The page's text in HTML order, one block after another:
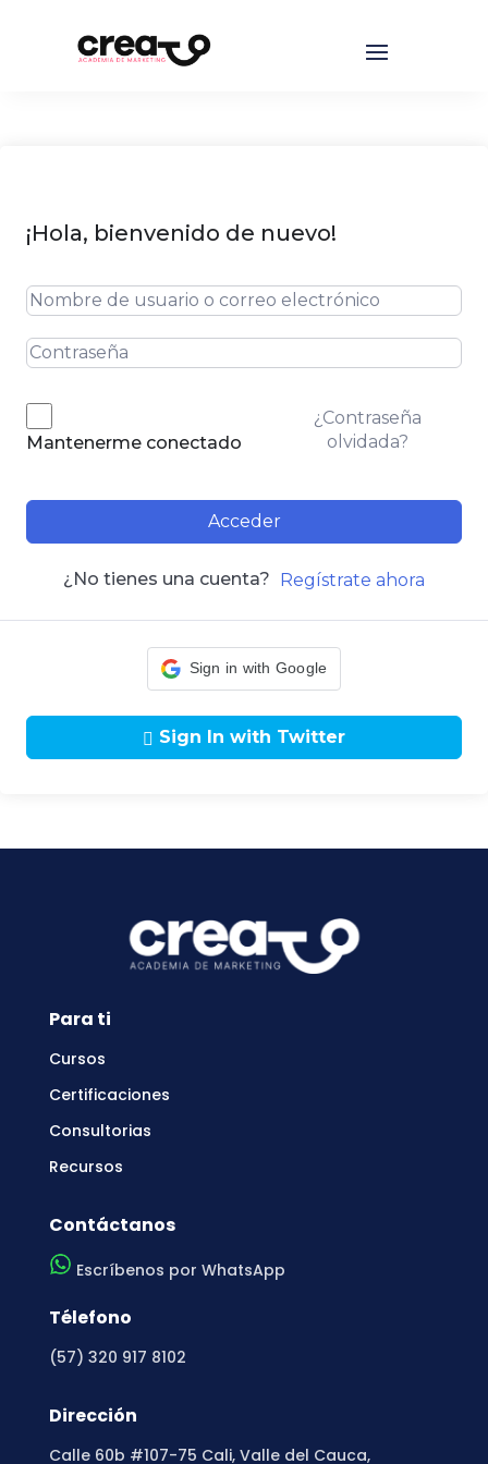
¡Hola, bienvenido de nuevo!
Mantenerme conectado
¿Contraseña
olvidada?
Acceder
¿No tienes una cuenta? Regístrate ahora
Sign in with Google
Sign In with Twitter
Para ti
Cursos
Certificaciones
Consultorias
Recursos
Contáctanos
Escríbenos por WhatsApp
Télefono
(57) 320 917 8102
Dirección
Calle 60b #107-75 Cali, Valle del Cauca,